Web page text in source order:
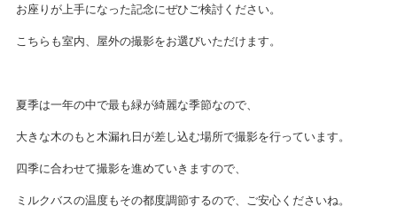
お座りが上手になった記念にぜひご検討ください。
こちらも室内、屋外の撮影をお選びいただけます。
夏季は一年の中で最も緑が綺麗な季節なので、
大きな木のもと木漏れ日が差し込む場所で撮影を行っています。
四季に合わせて撮影を進めていきますので、
ミルクバスの温度もその都度調節するので、ご安心くださいね。